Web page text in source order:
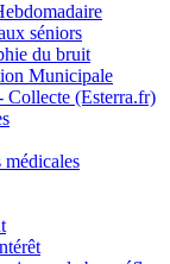
séniors
du bruit
Municipale
Collecte (Esterra.fr)
médicales